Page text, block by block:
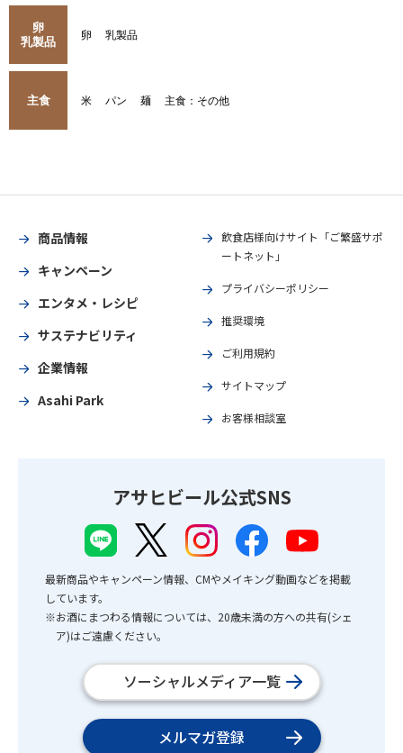
卵
乳製品
卵 乳製品
主食 米 パン 麺 主食：その他
商品情報
キャンペーン
エンタメ・レシピ
サステナビリティ
企業情報
Asahi Park
飲食店様向けサイト「ご繁盛サポ
ートネット」
プライバシーポリシー
推奨環境
ご利用規約
サイトマップ
お客様相談室
アサヒビール公式SNS
最新商品やキャンペーン情報、CMやメイキング動画などを掲載
しています。
※お酒にまつわる情報については、20歳未満の方への共有(シェ
ア)はご遠慮ください。
ソーシャルメディア一覧
メルマガ登録